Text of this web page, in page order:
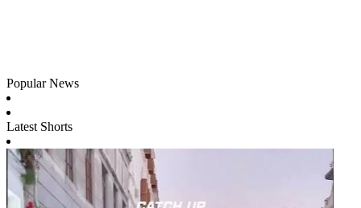
Popular News
Latest Shorts